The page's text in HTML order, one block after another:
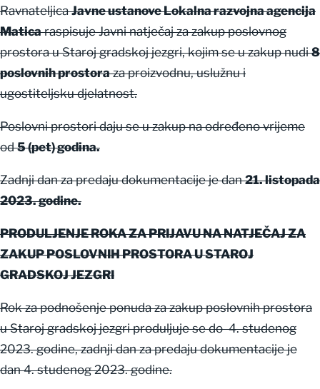
RavnateljicaJavne ustanove Lokalna razvojna agencija
Maticaraspisuje Javni natječaj za zakup poslovnog
prostora u Staroj gradskoj jezgri, kojim se u zakup nudi8
poslovnih prostoraza proizvodnu, uslužnu i
ugostiteljsku djelatnost.
Poslovni prostori daju se u zakup na određeno vrijeme
od5 (pet) godina.
Zadnji dan za predaju dokumentacije je dan21. listopada
2023. godine.
PRODULJENJE ROKA ZA PRIJAVU NA NATJEČAJ ZA
ZAKUP POSLOVNIH PROSTORA U STAROJ
GRADSKOJ JEZGRI
Rok za podnošenje ponuda za zakup poslovnih prostora
u Staroj gradskoj jezgri produljuje se do 4. studenog
2023. godine, zadnji dan za predaju dokumentacije je
dan 4. studenog 2023. godine.